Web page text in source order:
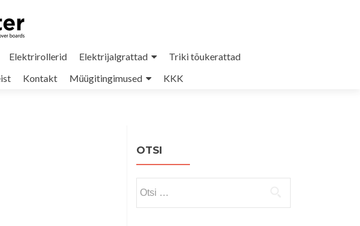
Elektrirollerid Elektrijalgrattad
Triki tõukerattad
Kontakt Müügitingimused KKK
OTSI